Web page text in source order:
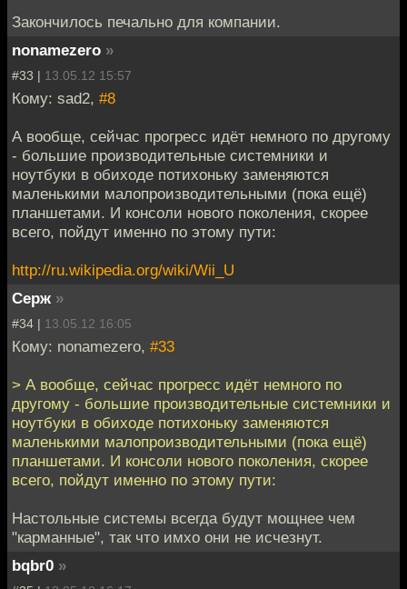
Закончилось печально для компании.
nonamezero »
#33 | 13.05.12 15:57
Кому: sad2, #8
А вообще, сейчас прогресс идёт немного по другому
- большие производительные системники и
ноутбуки в обиходе потихоньку заменяются
маленькими малопроизводительными (пока ещё)
планшетами. И консоли нового поколения, скорее
всего, пойдут именно по этому пути:
http://ru.wikipedia.org/wiki/Wii_U
Серж »
#34 | 13.05.12 16:05
Кому: nonamezero, #33
> А вообще, сейчас прогресс идёт немного по
другому - большие производительные системники и
ноутбуки в обиходе потихоньку заменяются
маленькими малопроизводительными (пока ещё)
планшетами. И консоли нового поколения, скорее
всего, пойдут именно по этому пути:
Настольные системы всегда будут мощнее чем
"карманные", так что имхо они не исчезнут.
bqbr0 »